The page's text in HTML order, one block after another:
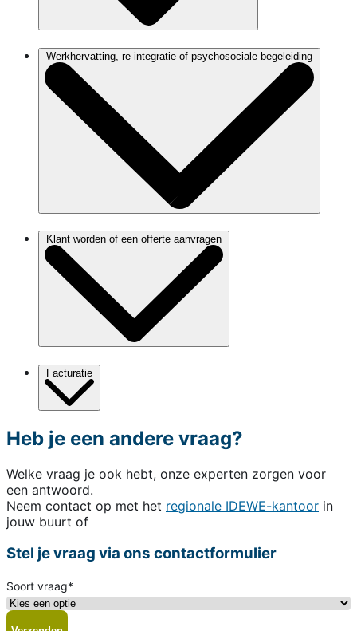
Werkhervatting, re-integratie of psychosociale begeleiding
Klant worden of een offerte aanvragen
Facturatie
Heb je een andere vraag?
Welke vraag je ook hebt, onze experten zorgen voor
een antwoord.
Neem contact op met het regionale IDEWE-kantoor in
jouw buurt of
Stel je vraag via ons contactformulier
Soort vraag*